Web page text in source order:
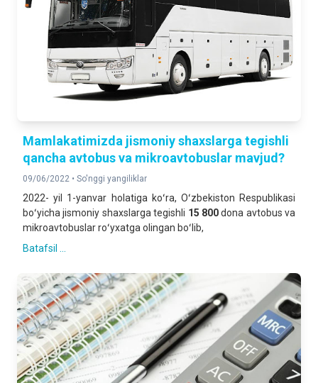
Mamlakatimizda jismoniy shaxslarga tegishli
qancha avtobus va mikroavtobuslar mavjud?
09/06/2022 • So'nggi yangiliklar
2022- yil 1-yanvar holatiga koʻra, Oʻzbekiston Respublikasi
boʻyicha jismoniy shaxslarga tegishli 15 800dona avtobus va
mikroavtobuslar roʻyxatga olingan boʻlib,
Batafsil ...